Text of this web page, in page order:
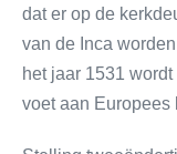
dat er op de
van de Inca
het jaar 1531
voet aan Europees